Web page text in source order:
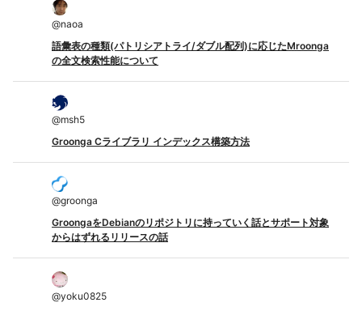
@naoa
語彙表の種類(パトリシアトライ/ダブル配列)に応じたMroonga
の全文検索性能について
@msh5
Groonga Cライブラリ インデックス構築方法
@groonga
GroongaをDebianのリポジトリに持っていく話とサポート対象
からはずれるリリースの話
@yoku0825